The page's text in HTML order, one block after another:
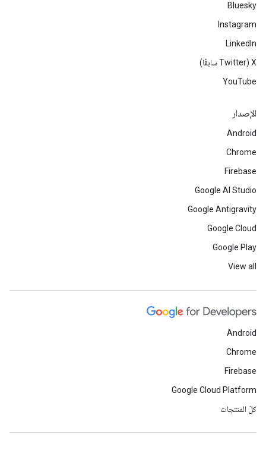
Bluesky
Instagram
LinkedIn
‫X ‏(Twitter سابقًا)
YouTube
الإصدار
Android
Chrome
Firebase
Google AI Studio
Google Antigravity
Google Cloud
Google Play
View all
Android
Chrome
Firebase
Google Cloud Platform
كلّ المنتجات